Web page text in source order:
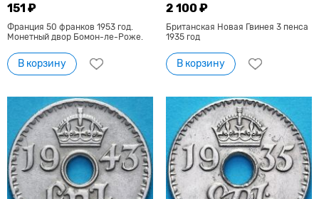
151 ₽
Франция 50 франков 1953 год.
Монетный двор Бомон-ле-Роже.
В корзину
2 100 ₽
Британская Новая Гвинея 3 пенса
1935 год
В корзину